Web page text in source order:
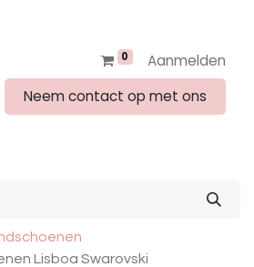
0
Aanmelden
Neem contact op met ons
Lisboa Swarovski